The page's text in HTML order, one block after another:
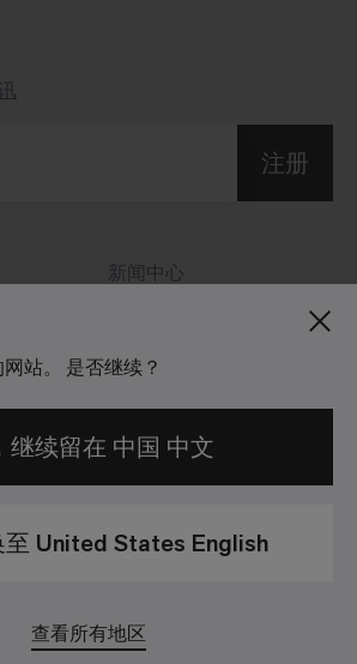
站。 是否继续？
继续留在 中国 中文
United States English
查看所有地区
新闻中心
社区准则
注册
-1 | © 2026 Interface, Inc. 保留所有权